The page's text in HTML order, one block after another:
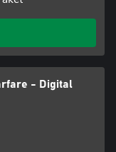
- Digital